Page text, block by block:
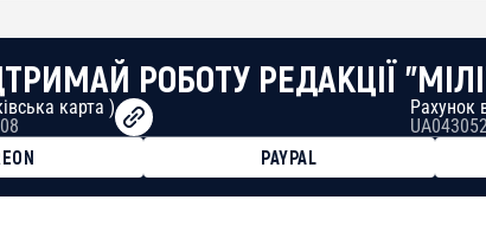
РОБОТУ РЕДАКЦІЇ
карта )
Рахунок
PAYPAL